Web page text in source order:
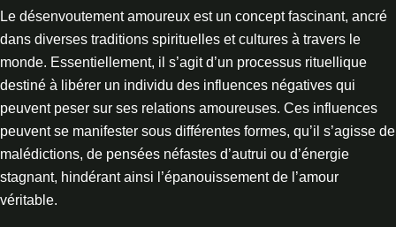
Le désenvoutement amoureux est un concept fascinant, ancré
dans diverses traditions spirituelles et cultures à travers le
monde. Essentiellement, il s’agit d’un processus rituellique
destiné à libérer un individu des influences négatives qui
peuvent peser sur ses relations amoureuses. Ces influences
peuvent se manifester sous différentes formes, qu’il s’agisse de
malédictions, de pensées néfastes d’autrui ou d’énergie
stagnant, hindérant ainsi l’épanouissement de l’amour
véritable.